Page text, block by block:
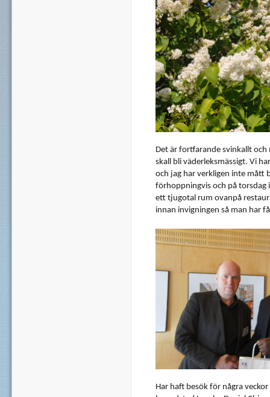
Det är fortfarande svinkallt och
skall bli väderleksmässigt. Vi har
och jag har verkligen inte mått
förhoppningvis och på torsdag
ett tjugotal rum ovanpå
innan invigningen så man har
Har haft besök för några veckor